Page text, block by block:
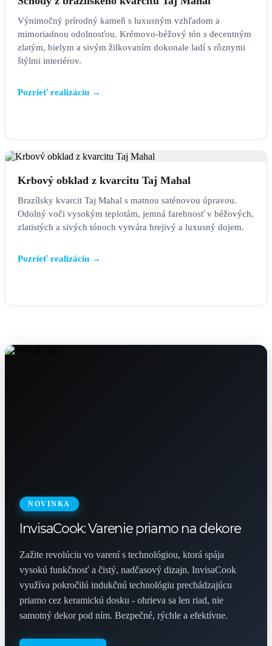
Výnimočný prírodný kameň s luxusným vzhľadom a
mimoriadnou odolnosťou. Krémovo-béžový tón s decentným
zlatým, bielym a sivým žilkovaním dokonale ladí s rôznymi
štýlmi interiérov.
Pozrieť realizáciu →
Krbový obklad z kvarcitu Taj Mahal
Brazílsky kvarcit Taj Mahal s matnou saténovou úpravou.
Odolný voči vysokým teplotám, jemná farebnosť v béžových,
zlatistých a sivých tónoch vytvára hrejivý a luxusný dojem.
Pozrieť realizáciu →
NOVINKA
InvisaCook: Varenie priamo na dekore
Zažite revolúciu vo varení s technológiou, ktorá spája
vysokú funkčnosť a čistý, nadčasový dizajn. InvisaCook
využíva pokročilú indukčnú technológiu prechádzajúcu
priamo cez keramickú dosku - ohrieva sa len riad, nie
samotný dekor pod ním. Bezpečné, rýchle a efektívne.